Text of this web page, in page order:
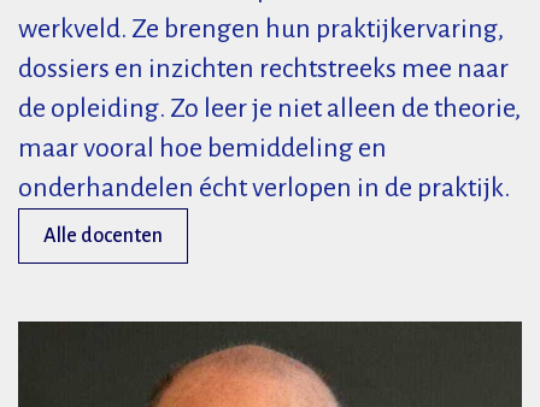
werkveld. Ze brengen hun praktijkervaring,
dossiers en inzichten rechtstreeks mee naar
de opleiding. Zo leer je niet alleen de theorie,
maar vooral hoe bemiddeling en
onderhandelen écht verlopen in de praktijk.
Alle docenten